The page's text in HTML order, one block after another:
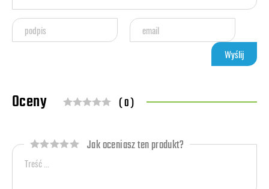
Oceny ( 0 )
Jak oceniasz ten produkt?